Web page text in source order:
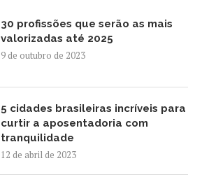
30 profissões que serão as mais
valorizadas até 2025
9 de outubro de 2023
5 cidades brasileiras incríveis para
curtir a aposentadoria com
tranquilidade
12 de abril de 2023